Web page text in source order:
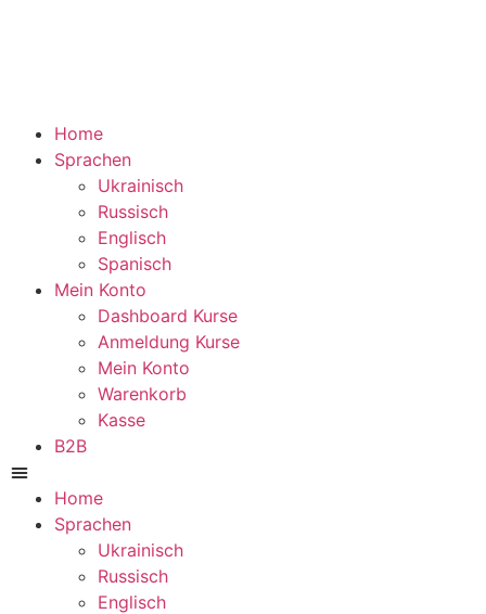
Home
Sprachen
Ukrainisch
Russisch
Englisch
Spanisch
Mein Konto
Dashboard Kurse
Anmeldung Kurse
Mein Konto
Warenkorb
Kasse
B2B
Home
Sprachen
Ukrainisch
Russisch
Englisch